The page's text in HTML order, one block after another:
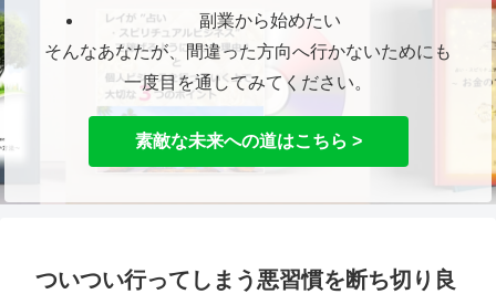
副業から始めたい
そんなあなたが、間違った方向へ行かないためにも
一度目を通してみてください。
素敵な未来への道はこちら >
ついつい行ってしまう悪習慣を断ち切り良